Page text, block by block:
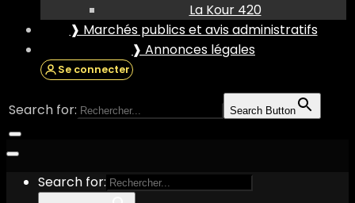
La Kour 420
❱ Marchés publics et avis administratifs
❱ Annonces légales
Se connecter
Search for: Search Button
Search for: